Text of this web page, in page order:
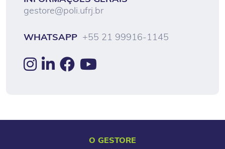
gestore@poli.ufrj.br
WHATSAPP +55 21 99916-1145
O GESTORE